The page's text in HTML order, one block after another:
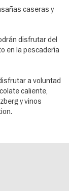
caseras y
disfrutar del
en la pescadería
a voluntad
caliente,
y vinos